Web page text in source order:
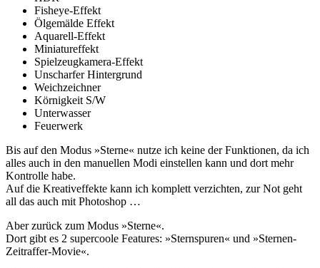
Fisheye-Effekt
Ölgemälde Effekt
Aquarell-Effekt
Miniatureffekt
Spielzeugkamera-Effekt
Unscharfer Hintergrund
Weichzeichner
Körnigkeit S/W
Unterwasser
Feuerwerk
Bis auf den Modus »Sterne« nutze ich keine der Funktionen, da ich
alles auch in den manuellen Modi einstellen kann und dort mehr
Kontrolle habe.
Auf die Kreativeffekte kann ich komplett verzichten, zur Not geht
all das auch mit Photoshop …
Aber zurück zum Modus »Sterne«.
Dort gibt es 2 supercoole Features: »Sternspuren« und »Sternen-
Zeitraffer-Movie«.